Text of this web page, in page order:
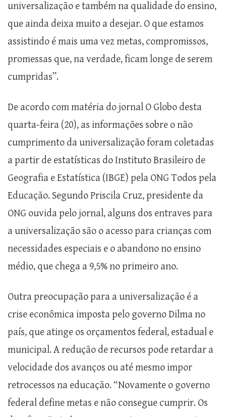
universalização e também na qualidade do ensino,
que ainda deixa muito a desejar. O que estamos
assistindo é mais uma vez metas, compromissos,
promessas que, na verdade, ficam longe de serem
cumpridas”.
De acordo com matéria do jornal O Globo desta
quarta-feira (20), as informações sobre o não
cumprimento da universalização foram coletadas
a partir de estatísticas do Instituto Brasileiro de
Geografia e Estatística (IBGE) pela ONG Todos pela
Educação. Segundo Priscila Cruz, presidente da
ONG ouvida pelo jornal, alguns dos entraves para
a universalização são o acesso para crianças com
necessidades especiais e o abandono no ensino
médio, que chega a 9,5% no primeiro ano.
Outra preocupação para a universalização é a
crise econômica imposta pelo governo Dilma no
país, que atinge os orçamentos federal, estadual e
municipal. A redução de recursos pode retardar a
velocidade dos avanços ou até mesmo impor
retrocessos na educação. “Novamente o governo
federal define metas e não consegue cumprir. Os